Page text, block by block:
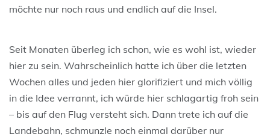
möchte nur noch raus und endlich auf die Insel.
Seit Monaten überleg ich schon, wie es wohl ist, wieder
hier zu sein. Wahrscheinlich hatte ich über die letzten
Wochen alles und jeden hier glorifiziert und mich völlig
in die Idee verrannt, ich würde hier schlagartig froh sein
– bis auf den Flug versteht sich. Dann trete ich auf die
Landebahn, schmunzle noch einmal darüber nur